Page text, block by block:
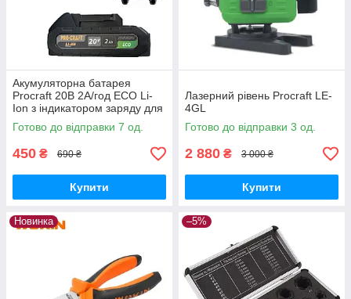
Акумуляторна батарея
Procraft 20В 2А/год ECO Li-
Ion з індикатором заряду для
інструментів лінійки
Прокрафт 20В
Готово до відправки 7 од.
450 ₴ 690 ₴
Купити
Лазерний рівень Procraft LE-
4GL
Готово до відправки 3 од.
2 880 ₴ 3 000 ₴
Купити
Новинка –5%